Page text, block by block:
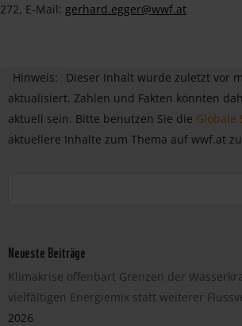
272, E-Mail: gerhard.egger@wwf.at
Hinweis:
Dieser Inhalt wurde zuletzt vor
aktualisiert. Zahlen und Fakten könnten
aktuell sein. Bitte benutzen Sie die Globale
aktuellere Inhalte zum Thema auf wwf.at
Neueste Beiträge
Klimakrise offenbart Grenzen der
vielfältigen Energiemix statt weiterer
2026